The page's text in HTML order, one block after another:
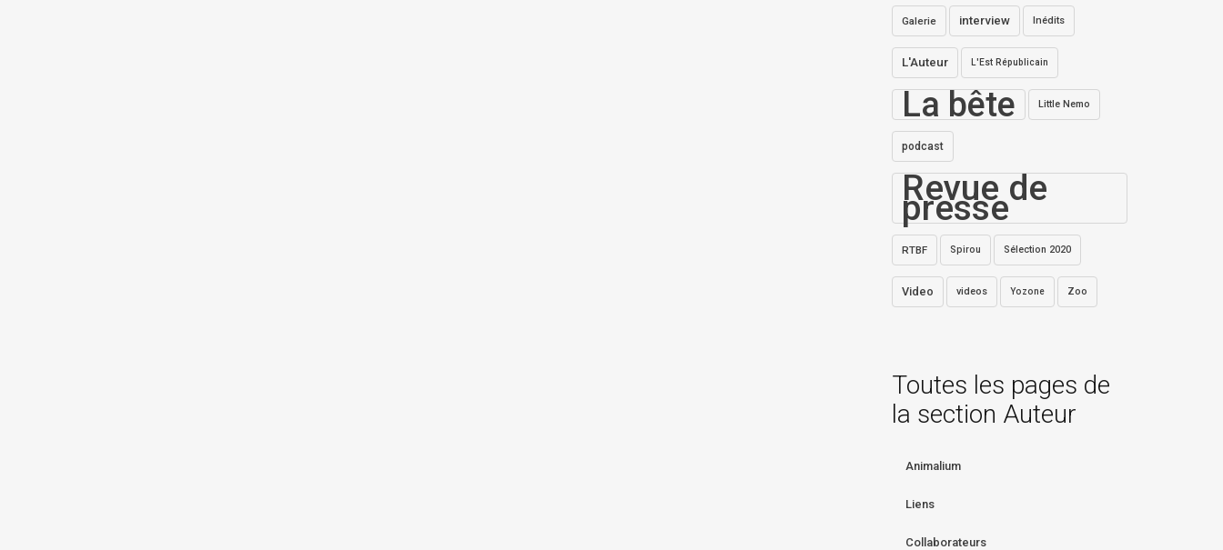
Galerie interview Inédits
L'Auteur L'Est Républicain
La bête Little Nemo
podcast
Revue de
presse
RTBF Spirou Sélection 2020
Video videos Yozone Zoo
Toutes les pages de
la section Auteur
Animalium
Liens
Collaborateurs